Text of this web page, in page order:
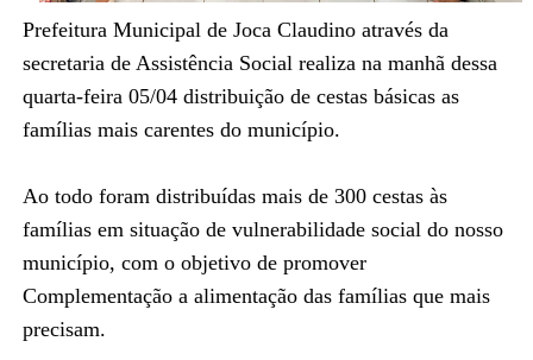
Prefeitura Municipal de Joca Claudino através da
secretaria de Assistência Social realiza na manhã dessa
quarta-feira 05/04 distribuição de cestas básicas as
famílias mais carentes do município.
Ao todo foram distribuídas mais de 300 cestas às
famílias em situação de vulnerabilidade social do nosso
município, com o objetivo de promover
Complementação a alimentação das famílias que mais
precisam.